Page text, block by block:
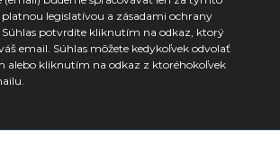
platnou legislatívou a zásadami ochrany
Súhlas potvrdíte kliknutím na odkaz, ktorý
email. Súhlas môžete kedykoľvek odvolať
alebo kliknutím na odkaz z ktoréhokoľvek